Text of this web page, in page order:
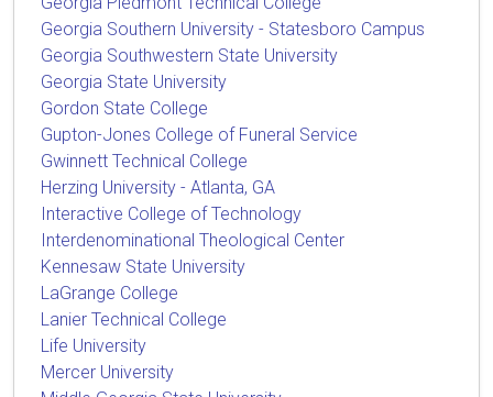
Georgia Southern University - Statesboro Campus
Georgia Southwestern State University
Georgia State University
Gordon State College
Gupton-Jones College of Funeral Service
Gwinnett Technical College
Herzing University - Atlanta, GA
Interactive College of Technology
Interdenominational Theological Center
Kennesaw State University
LaGrange College
Lanier Technical College
Life University
Mercer University